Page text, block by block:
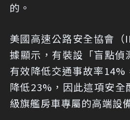
的。
美國高速公路安全協會（
據顯示，有裝設「盲點偵
有效降低交通事故率14%
降低23%，因此這項安全
級旗艦房車專屬的高端設